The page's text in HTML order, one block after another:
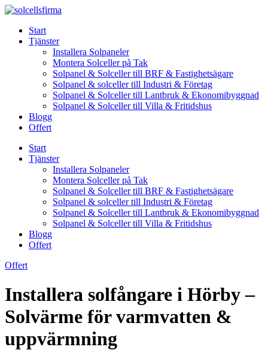
Skip
contentStart
Tjänster
Installera Solpaneler
Montera Solceller på Tak
Solpanel & Solceller till BRF & Fastighetsägare
Solpanel & solceller till Industri & Företag
Solpanel & Solceller till Lantbruk & Ekonomibyggnad
Solpanel & Solceller till Villa & Fritidshus
Blogg
Offert
Start
Tjänster
Installera Solpaneler
Montera Solceller på Tak
Solpanel & Solceller till BRF & Fastighetsägare
Solpanel & solceller till Industri & Företag
Solpanel & Solceller till Lantbruk & Ekonomibyggnad
Solpanel & Solceller till Villa & Fritidshus
Blogg
Offert
Offert
Installera solfångare i Hörby –
Solvärme för varmvatten &
uppvärmning